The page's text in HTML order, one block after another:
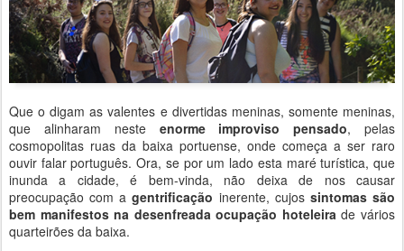
Que o digam as valentes e divertidas meninas, somente meninas,
que alinharam neste enorme improviso pensado, pelas
cosmopolitas ruas da baixa portuense, onde começa a ser raro
ouvir falar português. Ora, se por um lado esta maré turística, que
inunda a cidade, é bem-vinda, não deixa de nos causar
preocupação com agentrificação inerente, cujos sintomas são
bem manifestos na desenfreada ocupação hoteleirade vários
quarteirões da baixa.